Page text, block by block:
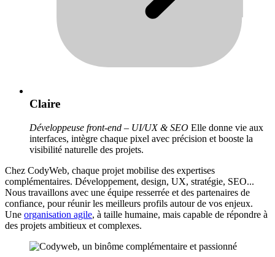
Claire
Développeuse front-end – UI/UX & SEO Elle donne vie aux
interfaces, intègre chaque pixel avec précision et booste la
visibilité naturelle des projets.
Chez CodyWeb, chaque projet mobilise des expertises
complémentaires. Développement, design, UX, stratégie, SEO...
Nous travaillons avec une équipe resserrée et des partenaires de
confiance, pour réunir les meilleurs profils autour de vos enjeux.
Une organisation agile, à taille humaine, mais capable de répondre à
des projets ambitieux et complexes.